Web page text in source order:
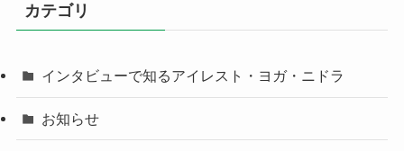
カテゴリ
インタビューで知るアイレスト・ヨガ・ニドラ
お知らせ